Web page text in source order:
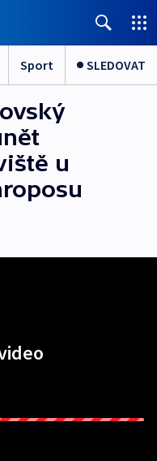
Sport SLEDOVAT
u